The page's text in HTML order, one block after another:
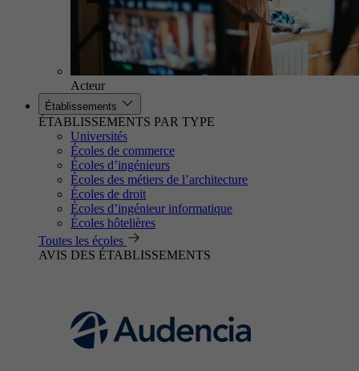
Acteur
Établissements
ÉTABLISSEMENTS PAR TYPE
Universités
Écoles de commerce
Écoles d’ingénieurs
Écoles des métiers de l’architecture
Écoles de droit
Écoles d’ingénieur informatique
Écoles hôtelières
Toutes les écoles
AVIS DES ÉTABLISSEMENTS